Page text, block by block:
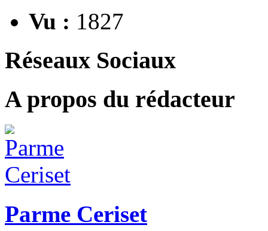
Vu : 1827
Réseaux Sociaux
A propos du rédacteur
Parme Ceriset